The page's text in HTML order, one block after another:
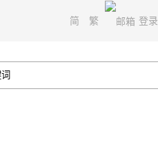
简 繁 登录